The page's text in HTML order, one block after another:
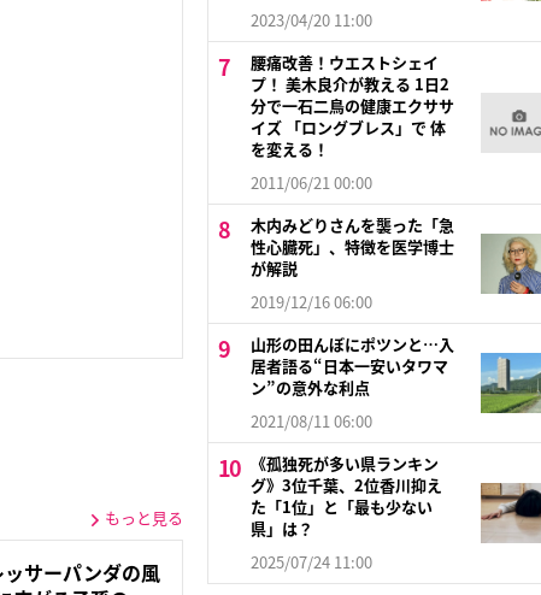
もっと見る
ッサーパンダの風
2023/04/20 11:00
腰痛改善！ウエストシェイ
プ！ 美木良介が教える 1日2
分で一石二鳥の健康エクササ
イズ 「ロングブレス」で 体
を変える！
2011/06/21 00:00
木内みどりさんを襲った「急
性心臓死」、特徴を医学博士
が解説
2019/12/16 06:00
山形の田んぼにポツンと…入
居者語る“日本一安いタワマ
ン”の意外な利点
2021/08/11 06:00
《孤独死が多い県ランキン
グ》3位千葉、2位香川抑え
た「1位」と「最も少ない
県」は？
2025/07/24 11:00